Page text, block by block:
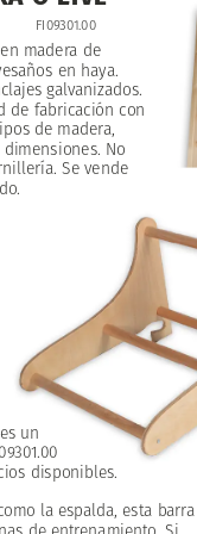
en madera de
en haya.
galvanizados.
de fabricación con
de madera,
dimensiones. No
Se vende
FI09301.00
es un
disponibles.
la espalda, esta barra